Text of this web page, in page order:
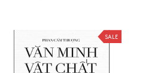
SALE